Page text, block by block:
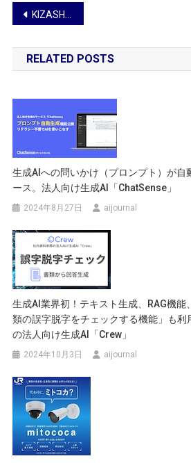
投
稿
ナ
ビ
ゲ
ー
シ
ョ
ン
KIZASHIが独占インタビュー！生成AIの最前線を語る内閣官房副長官 村井英樹氏
RELATED POSTS
生成AIへの問いかけ（プロンプト）が自
ース。法人向け生成AI「ChatSense」
2024年8月27日 aijournal
生成AI業界初！テキスト生成、RAG機
類の誤字脱字をチェックする機能」も利
の法人向け生成AI「Crew」
2024年10月3日 aijournal